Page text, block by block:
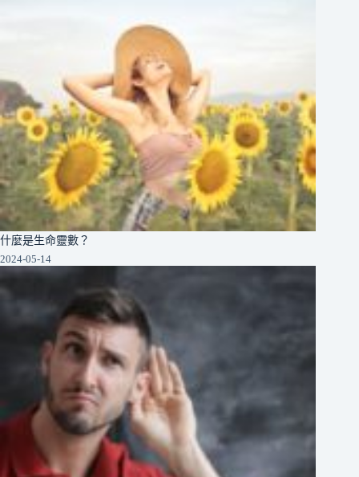
什麼是生命靈數？
2024-05-14